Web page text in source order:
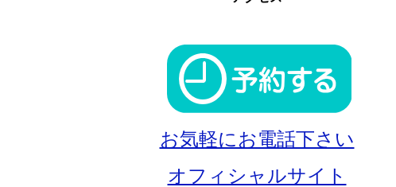
お気軽にお電話下さい
オフィシャルサイト